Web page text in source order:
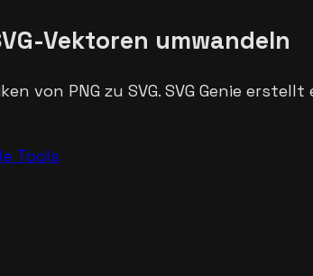
Vektoren umwandeln
von PNG zu SVG. SVG Genie
Tools